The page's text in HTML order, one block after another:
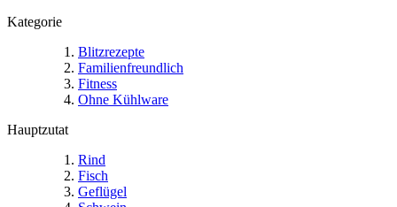
Kategorie
Blitzrezepte
Familienfreundlich
Fitness
Ohne Kühlware
Hauptzutat
Rind
Fisch
Geflügel